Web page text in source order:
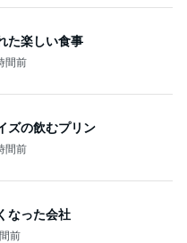
た楽しい食事
間前
ズの飲むプリン
間前
なった会社
前